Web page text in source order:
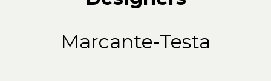
Marcante-Testa